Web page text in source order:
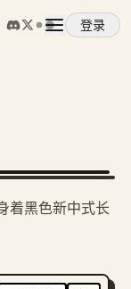
登录
着黑色新中式长